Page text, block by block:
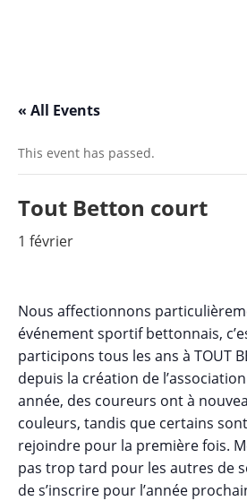
« All Events
This event has passed.
Tout Betton court
1 février
Nous affectionnons
événement sportif bettonnais,
participons tous les ans à TOUT
depuis la création de
année, des coureurs ont à
couleurs, tandis que certains
rejoindre pour la première fois.
pas trop tard pour les autres de
de s’inscrire pour l’année